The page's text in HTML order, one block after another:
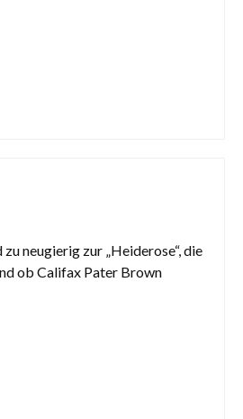
neugierig zur „Heiderose“, die
ob Califax Pater Brown